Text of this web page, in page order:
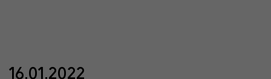
16.01.2022